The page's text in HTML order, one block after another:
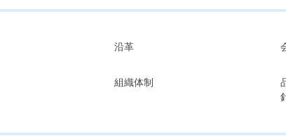
沿革
組織体制